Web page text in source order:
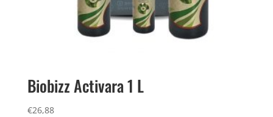
Biobizz Activara 1 L
€26,88